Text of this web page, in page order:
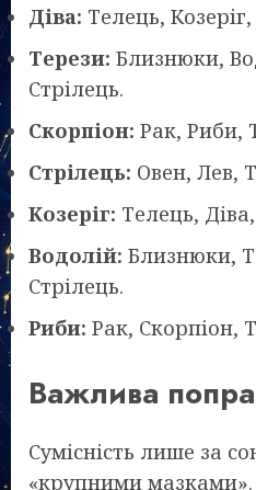
Діва: Телець,
Терези: Близнюки,
Стрілець.
Скорпіон: Рак, Риби,
Стрілець: Овен, Лев,
Козеріг: Телець,
Водолій: Близнюки,
Стрілець.
Риби: Рак, Скорпіон,
Важлива
Сумісність лише за
«крупними мазками».